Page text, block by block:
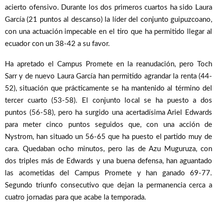
acierto ofensivo. Durante los dos primeros cuartos ha sido Laura
García (21 puntos al descanso) la líder del conjunto guipuzcoano,
con una actuación impecable en el tiro que ha permitido llegar al
ecuador con un 38-42 a su favor.
Ha apretado el Campus Promete en la reanudación, pero Toch
Sarr y de nuevo Laura García han permitido agrandar la renta (44-
52), situación que prácticamente se ha mantenido al término del
tercer cuarto (53-58). El conjunto local se ha puesto a dos
puntos (56-58), pero ha surgido una acertadísima Ariel Edwards
para meter cinco puntos seguidos que, con una acción de
Nystrom, han situado un 56-65 que ha puesto el partido muy de
cara. Quedaban ocho minutos, pero las de Azu Muguruza, con
dos triples más de Edwards y una buena defensa, han aguantado
las acometidas del Campus Promete y han ganado 69-77.
Segundo triunfo consecutivo que dejan la permanencia cerca a
cuatro jornadas para que acabe la temporada.